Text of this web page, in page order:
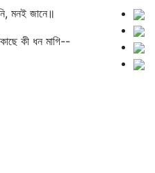
মনই জানে॥
কী ধন মাগি--